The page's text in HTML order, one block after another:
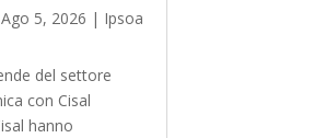
Ago 5, 2026 | Ipsoa
del settore
con Cisal
hanno